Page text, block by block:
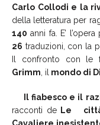
Carlo Collodi e la
della letteratura per
140 anni fa. E’
26 traduzioni, con la
Il confronto con
Grimm , il mondo di
Il fiabesco e il
racconti de Le
Cavaliere